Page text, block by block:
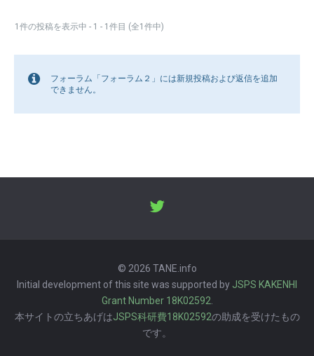
1件の投稿を表示中 - 1 - 1件目 (全1件中)
フォーラム「フォーラム２」には新規投稿および返信を追加
できません。
© 2026 TANE.info
Initial development of this site was supported by JSPS KAKENHI
Grant Number 18K02592
本サイトの立ちあげはJSPS科研費18K02592の助成を受けたもの
です。